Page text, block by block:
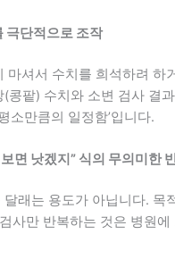
극단적으로 조작
마셔서 수치를 희석하려 하
(콩팥) 수치와 소변 검사 결
소만큼의 일정함’입니다.
면 낫겠지” 식의 무의미한
달래는 용도가 아닙니다. 목
사만 반복하는 것은 병원